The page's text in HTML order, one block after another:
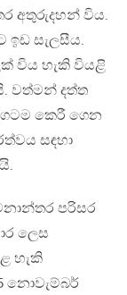
අතුරුදහන් විය.
ඉඩ සැලසීය.
විය හැකි වියළි
වත්මන් දත්ත
කෙරී ගෙන
සඳහා
පරිසර
ලෙස
හැකි
නොවැම්බර්